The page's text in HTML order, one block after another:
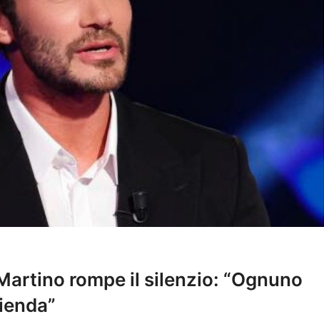
rompe il silenzio: “Ognuno